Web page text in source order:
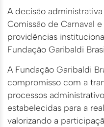
A decisão
Comissão de Carnaval
providências
Fundação Garibaldi
A Fundação Garibaldi
compromisso com a
processos
estabelecidas para a
valorizando a